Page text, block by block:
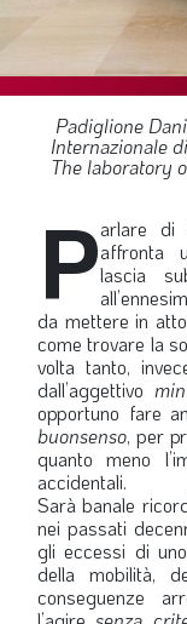
FOCUS
LE FOTO
IN
SCENARIO
SPAZIO
LA
SPECIALE
Padiglione
Internazionale
The laboratory
Parlare di
affronta
lascia
da mettere in
come trovare la
volta tanto,
dall’aggettivo
opportuno fare
buonsenso, per
quanto meno
accidentali.
Sarà banale
nei passati
gli eccessi di
della mobilità,
conseguenze